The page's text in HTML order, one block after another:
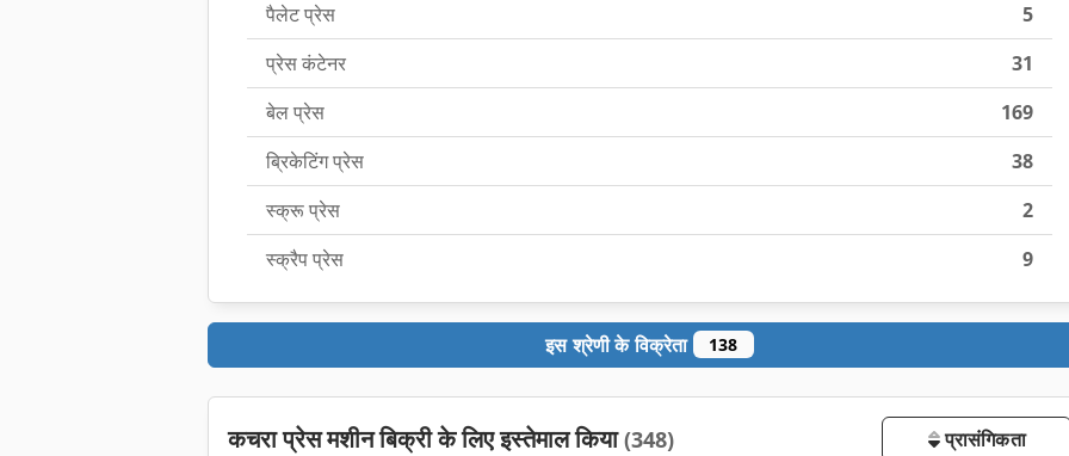
पैलेट प्रेस
5
प्रेस कंटेनर
31
बेल प्रेस
169
ब्रिकेटिंग प्रेस
38
स्क्रू प्रेस
2
स्क्रैप प्रेस
9
इस श्रेणी के विक्रेता 138
कचरा प्रेस मशीन बिक्री के लिए इस्तेमाल किया(348) प्रासंगिकता